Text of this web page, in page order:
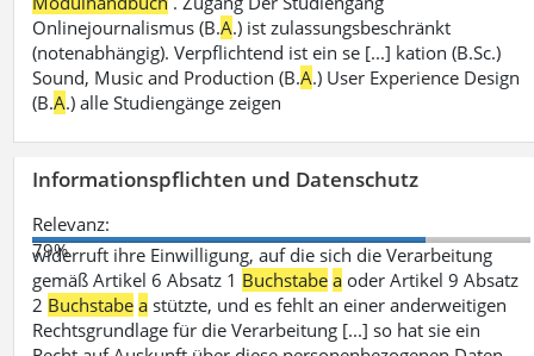
Onlinejournalismus (B.A.) ist zulassungsbeschränkt
(notenabhängig). Verpflichtend ist ein se [...] kation (B.Sc.)
Sound, Music and Production (B.A.) User Experience Design
(B.A.) alle Studiengänge zeigen
Informationspflichten und Datenschutz
Relevanz:
79%
widerruft ihre Einwilligung, auf die sich die Verarbeitung
gemäß Artikel 6 Absatz 1 Buchstabe a oder Artikel 9 Absatz
2 Buchstabe a stützte, und es fehlt an einer anderweitigen
Rechtsgrundlage für die Verarbeitung [...] so hat sie ein